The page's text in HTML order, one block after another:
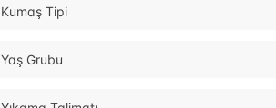
Kumaş Tipi
Yaş Grubu